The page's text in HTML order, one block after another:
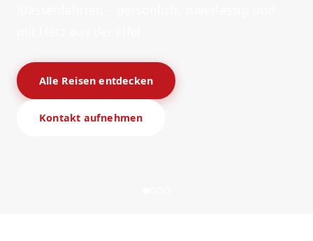
Alle Reisen entdecken
Kontakt aufnehmen